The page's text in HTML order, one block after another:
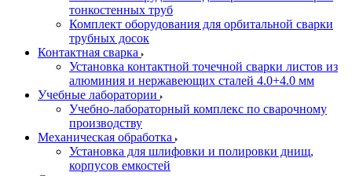
тонкостенных труб
Комплект оборудования для орбитальной сварки
трубных досок
Контактная сварка
Установка контактной точечной сварки листов из
алюминия и нержавеющих сталей 4.0+4.0 мм
Учебные лаборатории
Учебно-лабораторный комплекс по сварочному
производству
Механическая обработка
Установка для шлифовки и полировки днищ,
корпусов емкостей